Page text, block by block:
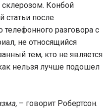
Конбой
статьи после
телефонного разговора с
не относящийся
тем, кто не является
нельзя лучше подошел
– говорит Робертсон.